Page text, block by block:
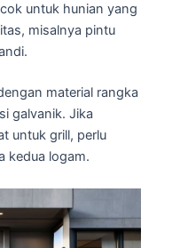
untuk hunian yang
misalnya pintu
material rangka
galvanik. Jika
untuk grill, perlu
kedua logam.